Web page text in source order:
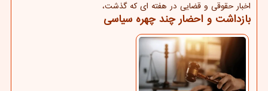
اخبار حقوقی و قضایی در هفته ای كه گذشت،
بازداشت و احضار چند چهره سیاسی